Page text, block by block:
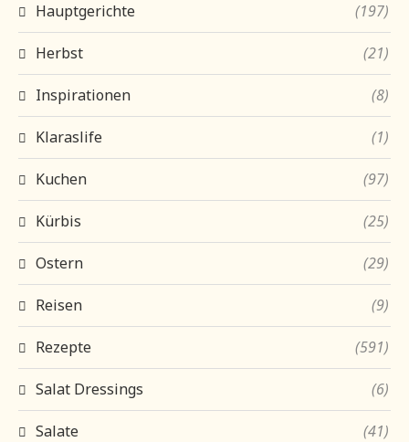
Hauptgerichte (197)
Herbst (21)
Inspirationen (8)
Klaraslife (1)
Kuchen (97)
Kürbis (25)
Ostern (29)
Reisen (9)
Rezepte (591)
Salat Dressings (6)
Salate (41)